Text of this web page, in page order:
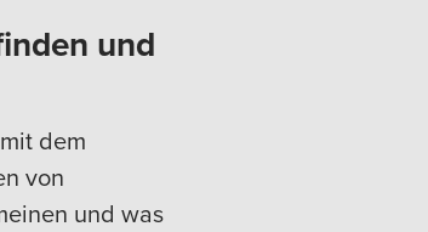
und
dem
von
und was